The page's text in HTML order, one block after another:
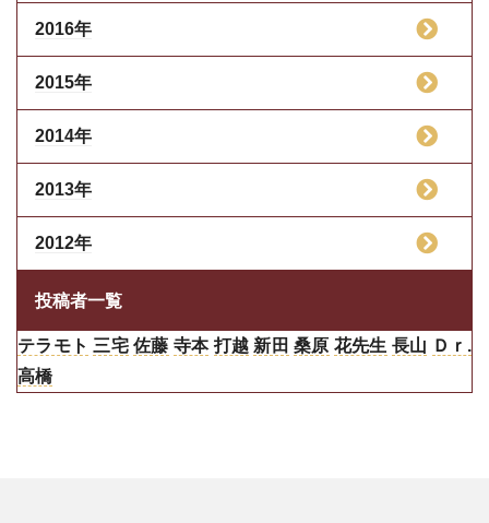
2016年
2015年
2014年
2013年
2012年
投稿者一覧
テラモト 三宅 佐藤 寺本 打越 新田 桑原 花先生 長山 Ｄｒ.
高橋